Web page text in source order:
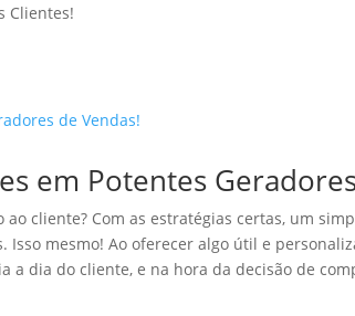
em Potentes
cliente? Com as estratégias certas, um
mesmo! Ao oferecer algo útil e
a dia do cliente, e na hora da decisão de